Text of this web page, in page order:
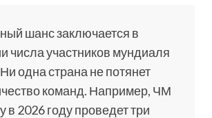
шанс заключается в
числа участников мундиаля
одна страна не потянет
команд. Например, ЧМ
в 2026 году проведет три